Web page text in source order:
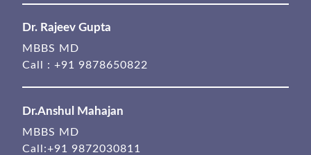
Dr. Rajeev Gupta
MBBS MD
Call : +91 9878650822
Dr.Anshul Mahajan
MBBS MD
Call:+91 9872030811